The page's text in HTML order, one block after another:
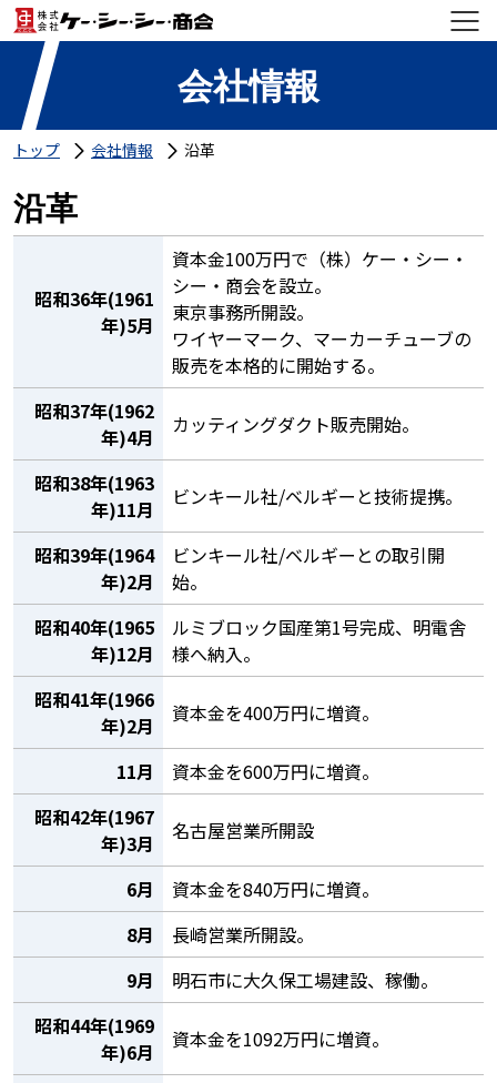
会社情報
トップ 会社情報 沿革
沿革
昭和36年(1961
年)5月
資本金100万円で（株）ケー・シー・
シー・商会を設立。
東京事務所開設。
ワイヤーマーク、マーカーチューブの
販売を本格的に開始する。
昭和37年(1962
年)4月
カッティングダクト販売開始。
昭和38年(1963
年)11月
ビンキール社/ベルギーと技術提携。
昭和39年(1964
年)2月
ビンキール社/ベルギーとの取引開
始。
昭和40年(1965
年)12月
ルミブロック国産第1号完成、明電舎
様へ納入。
昭和41年(1966
年)2月
資本金を400万円に増資。
11月
資本金を600万円に増資。
昭和42年(1967
年)3月
名古屋営業所開設
6月
資本金を840万円に増資。
8月
長崎営業所開設。
9月
明石市に大久保工場建設、稼働。
昭和44年(1969
年)6月
資本金を1092万円に増資。